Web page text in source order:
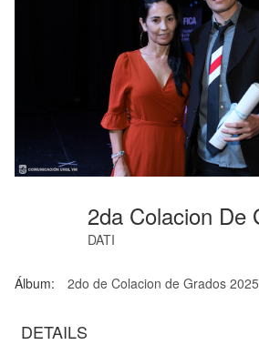
DATI
Álbum: 2do de Colacion de Grados 2025
DETAILS